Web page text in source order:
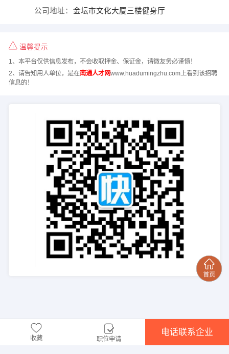
公司地址： 金坛市文化大厦三楼健身厅
温馨提示
1、本平台仅供信息发布，不会收取押金、保证金，请微友务必谨慎！
2、请告知用人单位，是在南通人才网www.huadumingzhu.com上看到该招聘
信息的！
收藏 职位申请
电话联系企业